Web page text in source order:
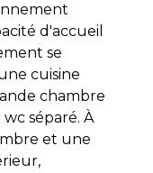
d'accueil
se
cuisine
chambre
séparé. À
et une